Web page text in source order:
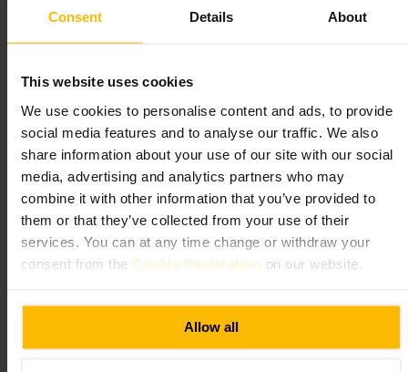
Consent Details About
This website uses cookies
We use cookies to personalise content and ads, to provide
social media features and to analyse our traffic. We also
share information about your use of our site with our social
media, advertising and analytics partners who may
combine it with other information that you’ve provided to
them or that they’ve collected from your use of their
services. You can at any time change or withdraw your
consent from the Cookie Declaration on our website.
Allow all
Museo #Historia Teatroinmersivo # Londres
Qué esperar
Entrarás en salas preparadas como escenas vivas, sin paneles
explicativos ni carteles. Los guías conducen la visita mediante una
narración sensorial: olores, objetos dispuestos y efectos de luz. No se
permiten fotos dentro, y se pide mantener silencio respetuoso para no
romper la atmósfera. La experiencia funciona mejor si vas dispuesto a
observar con calma y sin prisas.
Planifica tu visita
Compra entradas con antelación porque las plazas son limitadas por
grupo. Llega unos minutos antes del inicio para evitar interrupciones.
norma de no fotografiar para preservar la experiencia de todos. Si